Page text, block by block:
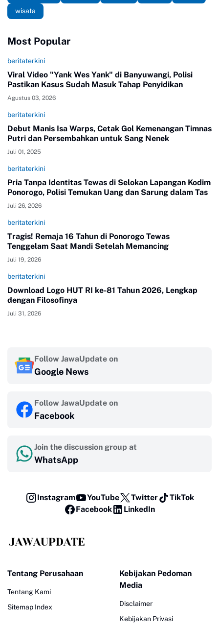
wisata
Most Popular
beritaterkini
Viral Video "Yank Wes Yank" di Banyuwangi, Polisi
Pastikan Kasus Sudah Masuk Tahap Penyidikan
Agustus 03, 2026
beritaterkini
Debut Manis Isa Warps, Cetak Gol Kemenangan Timnas
Putri dan Persembahkan untuk Sang Nenek
Juli 01, 2025
beritaterkini
Pria Tanpa Identitas Tewas di Selokan Lapangan Kodim
Ponorogo, Polisi Temukan Uang dan Sarung dalam Tas
Juli 26, 2026
beritaterkini
Tragis! Remaja 16 Tahun di Ponorogo Tewas
Tenggelam Saat Mandi Setelah Memancing
Juli 19, 2026
beritaterkini
Download Logo HUT RI ke-81 Tahun 2026, Lengkap
dengan Filosofinya
Juli 31, 2026
Follow JawaUpdate on
Google News
Follow JawaUpdate on
Facebook
Join the discussion group at
WhatsApp
Instagram YouTube Twitter
TikTok
Facebook
LinkedIn
Tentang Perusahaan
Tentang Kami
Sitemap Index
Kebijakan Pedoman
Media
Disclaimer
Kebijakan Privasi